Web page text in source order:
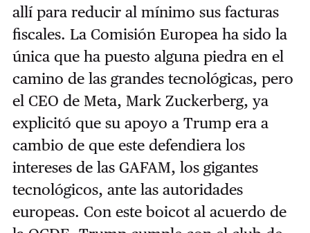
allí para reducir al mínimo sus facturas
fiscales. La Comisión Europea ha sido la
única que ha puesto alguna piedra en el
camino de las grandes tecnológicas, pero
el CEO de Meta, Mark Zuckerberg, ya
explicitó que su apoyo a Trump era a
cambio de que este defendiera los
intereses de las GAFAM, los gigantes
tecnológicos, ante las autoridades
europeas. Con este boicot al acuerdo de